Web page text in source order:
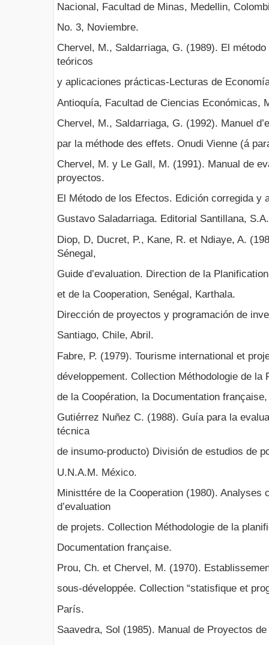
Nacional, Facultad de Minas, Medellin,
No. 3, Noviembre.
Chervel, M., Saldarriaga, G. (1989). El
teóricos
y aplicaciones prácticas-Lecturas de
Antioquía, Facultad de Ciencias Económicas,
Chervel, M., Saldarriaga, G. (1992). Manuel
par la méthode des effets. Onudi Vienne (á
Chervel, M. y Le Gall, M. (1991). Manual de
proyectos.
El Método de los Efectos. Edición corregida y
Gustavo Saladarriaga. Editorial Santillana,
Diop, D, Ducret, P., Kane, R. et Ndiaye, A.
Sénegal,
Guide d’evaluation. Direction de la
et de la Cooperation, Senégal, Karthala.
Dirección de proyectos y programación de
Santiago, Chile, Abril.
Fabre, P. (1979). Tourisme international et
développement. Collection Méthodologie de la
de la Coopération, la Documentation
Gutiérrez Nuñez C. (1988). Guía para la
técnica
de insumo-producto) División de estudios de
U.N.A.M. México.
Ministtére de la Cooperation (1980). Analyses
d’evaluation
de projets. Collection Méthodologie de la
Documentation française.
Prou, Ch. et Chervel, M. (1970).
sous-développée. Collection “statisfique et
París.
Saavedra, Sol (1985). Manual de Proyectos